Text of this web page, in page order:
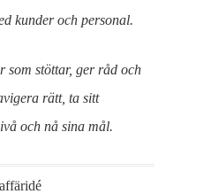
kunder och personal.
som stöttar, ger råd och
rätt, ta sitt
och nå sina mål.